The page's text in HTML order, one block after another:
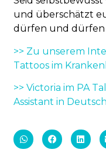
und überschätzt
dürfen und dürfen
>> Zu unserem
Tattoos im
>> Victoria im PA
Assistant in